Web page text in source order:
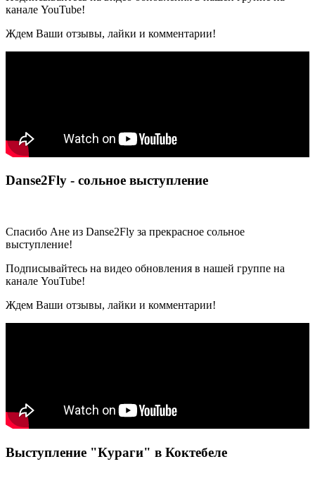
канале YouTube!
Ждем Ваши отзывы, лайки и комментарии!
Danse2Fly - сольное выступление
Спасибо Ане из Danse2Fly за прекрасное сольное
выступление!
Подписывайтесь на видео обновления в нашей группе на
канале YouTube!
Ждем Ваши отзывы, лайки и комментарии!
Выступление "Кураги" в Коктебеле